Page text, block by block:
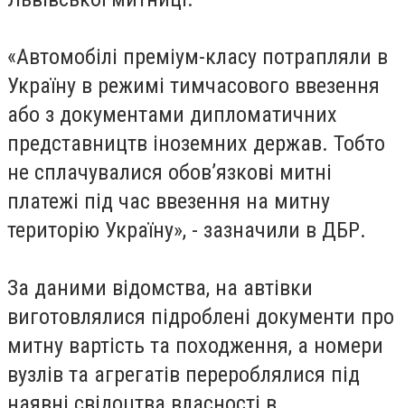
«Автомобілі преміум-класу потрапляли в
Україну в режимі тимчасового ввезення
або з документами дипломатичних
представництв іноземних держав. Тобто
не сплачувалися обов’язкові митні
платежі під час ввезення на митну
територію Україну», - зазначили в ДБР.
За даними відомства, на автівки
виготовлялися підроблені документи про
митну вартість та походження, а номери
вузлів та агрегатів перероблялися під